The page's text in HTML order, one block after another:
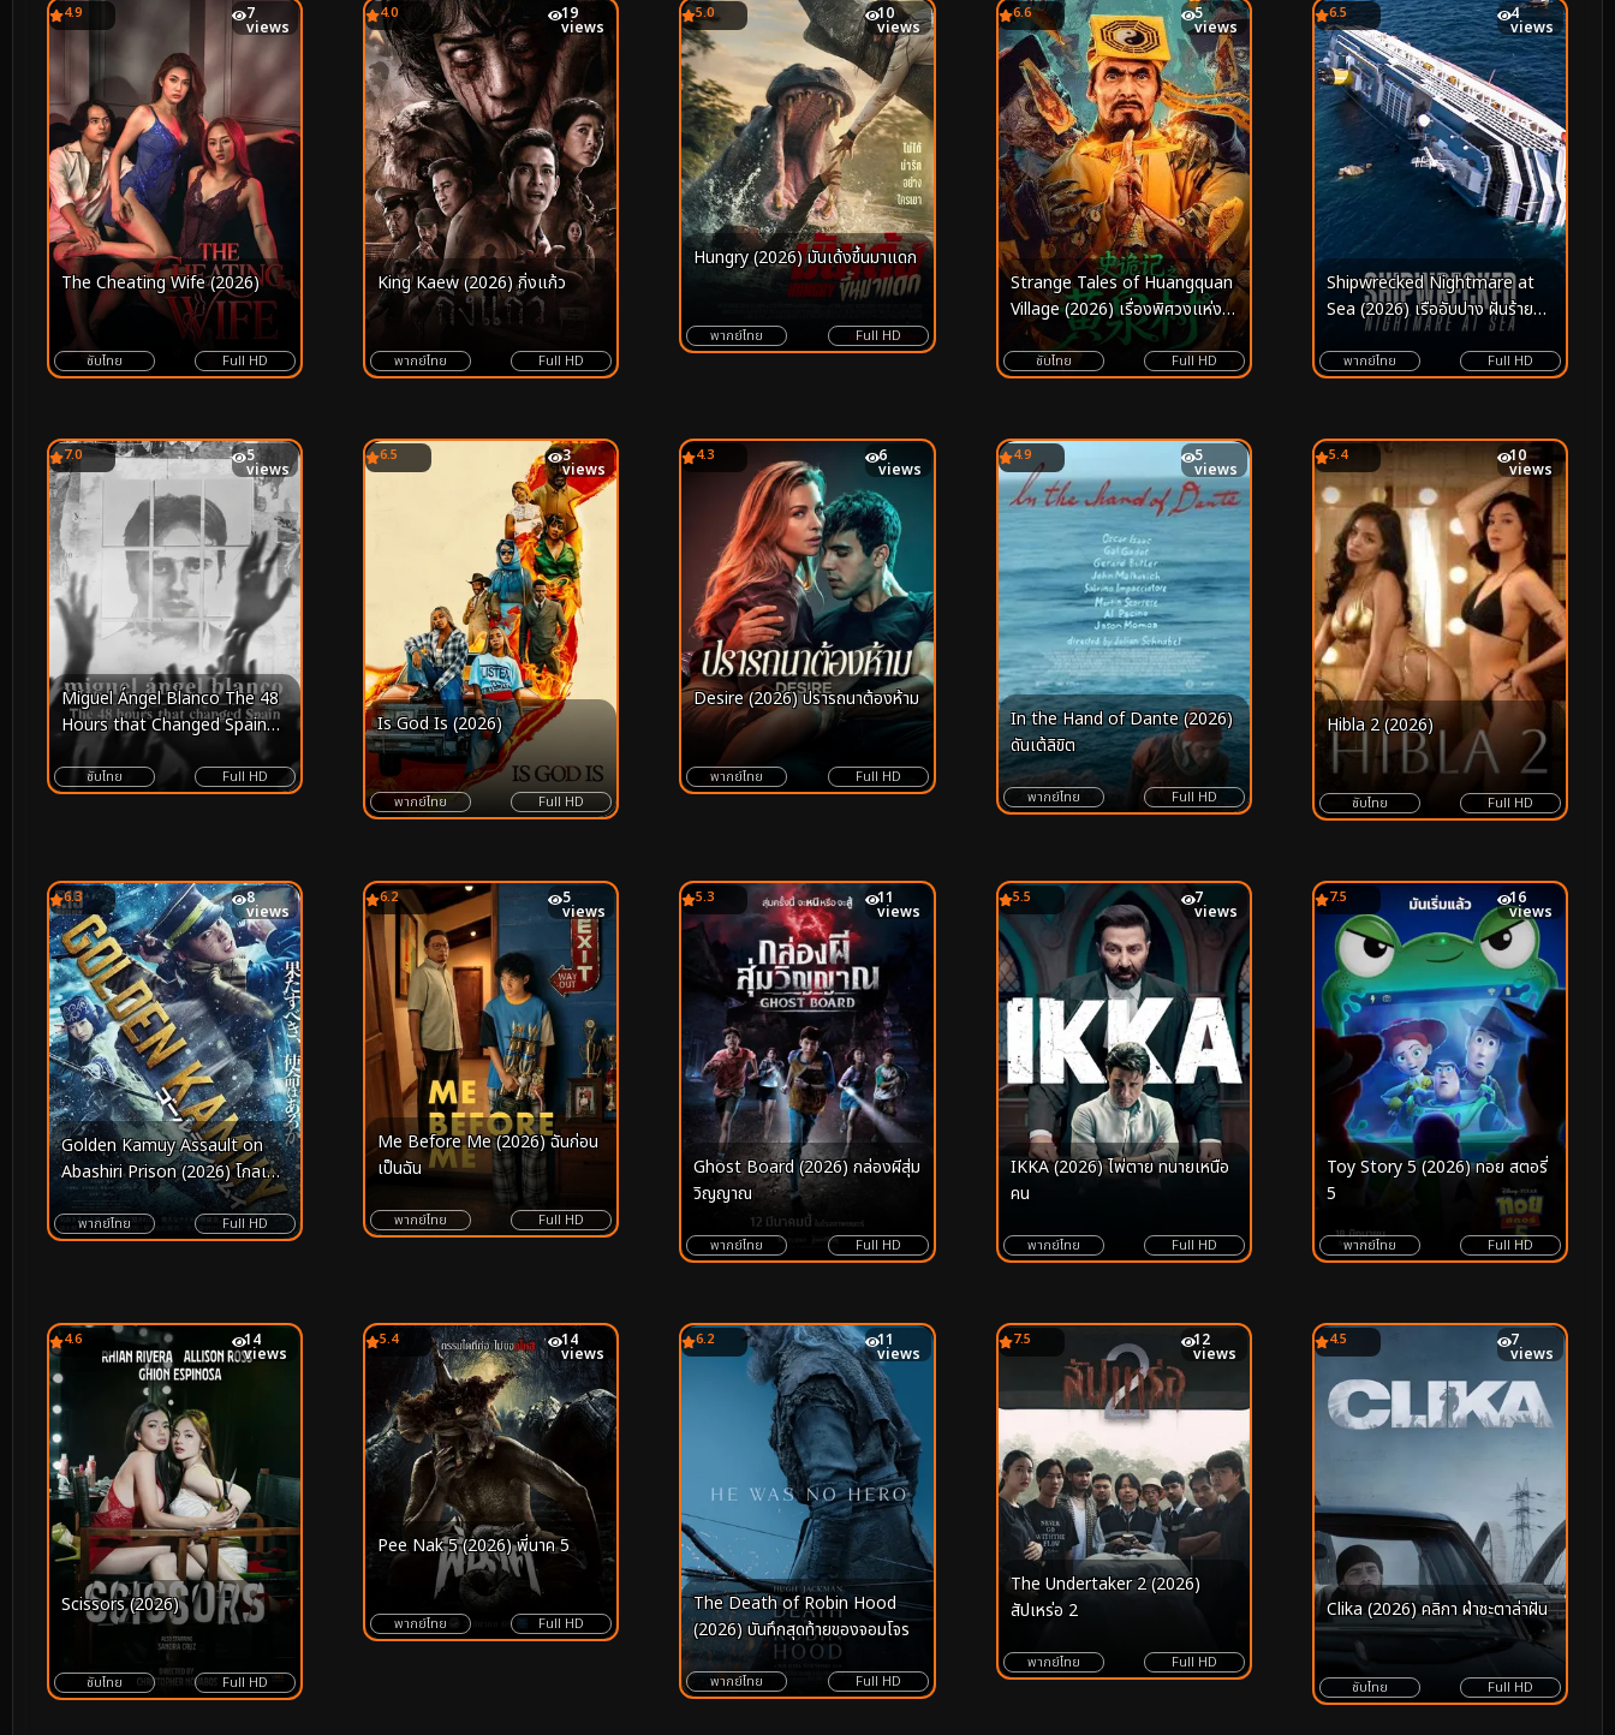
7
views
4.9
The Cheating Wife (2026)
ซับไทย Full HD
19
views
4.0
King Kaew (2026) กิ่งแก้ว
พากย์ไทย Full HD
10
views
5.0
Hungry (2026) มันเด้งขึ้นมาแดก
พากย์ไทย Full HD
5
views
6.6
Strange Tales of Huangquan
Village (2026) เรื่องพิศวงแห่ง
หมู่บ้านหวงเฉวียน
ซับไทย Full HD
4
views
6.5
Shipwrecked Nightmare at
Sea (2026) เรืออับปาง ฝันร้ายก
ลางทะเล
พากย์ไทย Full HD
5
views
7.0
Miguel Ángel Blanco The 48
Hours that Changed Spain
(2026) คดีลักพาตัวมิเกล อังเฮล
บลังโก 48 ชั่วโมงที่เปลี่ยนสเปน
ซับไทย Full HD
3
views
6.5
Is God Is (2026)
พากย์ไทย Full HD
6
views
4.3
Desire (2026) ปรารถนาต้องห้าม
พากย์ไทย Full HD
5
views
4.9
In the Hand of Dante (2026)
ดันเต้ลิขิต
พากย์ไทย Full HD
10
views
5.4
Hibla 2 (2026)
ซับไทย Full HD
8
views
6.3
Golden Kamuy Assault on
Abashiri Prison (2026) โกลเดน
คามุย การจู่โจมคุกอะบาชิริ
พากย์ไทย Full HD
5
views
6.2
Me Before Me (2026) ฉันก่อน
เป็นฉัน
พากย์ไทย Full HD
11
views
5.3
Ghost Board (2026) กล่องผีสุ่ม
วิญญาณ
พากย์ไทย Full HD
7
views
5.5
IKKA (2026) ไพ่ตาย ทนายเหนือ
คน
พากย์ไทย Full HD
16
views
7.5
Toy Story 5 (2026) ทอย สตอรี่
5
พากย์ไทย Full HD
14
views
4.6
Scissors (2026)
ซับไทย Full HD
14
views
5.4
Pee Nak 5 (2026) พี่นาค 5
พากย์ไทย Full HD
11
views
6.2
The Death of Robin Hood
(2026) บันทึกสุดท้ายของจอมโจร
พากย์ไทย Full HD
12
views
7.5
The Undertaker 2 (2026)
สัปเหร่อ 2
พากย์ไทย Full HD
7
views
4.5
Clika (2026) คลิกา ฝ่าชะตาล่าฝัน
ซับไทย Full HD